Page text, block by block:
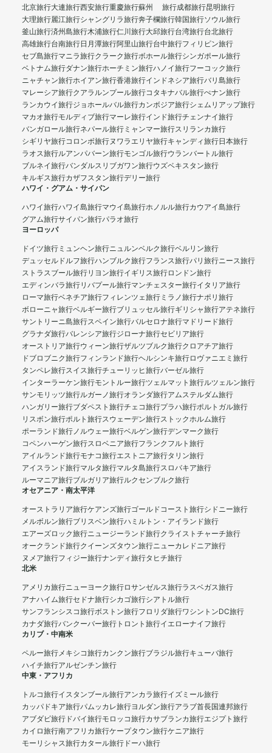
北京旅行大連旅行西安旅行重慶旅行蘇州 旅行成都旅行昆明旅行
大理旅行麗江旅行シャングリラ旅行奔子欄旅行韓国旅行ソウル旅行
釜山旅行済州島旅行木浦旅行仁川旅行大邱旅行台湾旅行台北旅行
高雄旅行台南旅行日月潭旅行阿里山旅行台中旅行フィリピン旅行
セブ島旅行マニラ旅行クラーク旅行ボホール旅行シンガポール旅行
ベトナム旅行ダナン旅行ホーチミン旅行ハノイ旅行フーコック旅行
ニャチャン旅行ホイアン旅行香港旅行インドネシア旅行バリ島旅行
マレーシア旅行クアラルンプール旅行コタキナバル旅行ぺナン旅行
ランカウイ旅行ジョホールバル旅行カンボジア旅行シェムリアップ旅行
マカオ旅行モルディブ旅行マーレ旅行インド旅行チェンナイ旅行
バンガロール旅行ネパール旅行 ミャンマー旅行スリランカ旅行
シギリヤ旅行コロンボ旅行ヌワラエリヤ旅行キャンディ旅行日本旅行
ラオス旅行ルアンパバーン旅行モンゴル旅行ウランバートル旅行
ブルネイ旅行バンダルスリブガワン旅行ウズベキスタン旅行
キルギス旅行カザフスタン旅行デリー旅行
ハワイ・グアム・サイパン
ハワイ旅行ハワイ島旅行マウイ島旅行ホノルル旅行カウアイ島旅行
グアム旅行サイパン旅行パラオ旅行
ヨーロッパ
ドイツ旅行 ミュンヘン旅行ニュルンベルク旅行ベルリン旅行
デュッセルドルフ旅行ハンブルク旅行フランス旅行パリ旅行ニース旅行
ストラスブール旅行リヨン旅行イギリス旅行ロンドン旅行
エディンバラ旅行リバプール旅行マンチェスター旅行イタリア旅行
ローマ旅行ベネチア旅行フィレンツェ旅行 ミラノ旅行ナポリ旅行
ボローニャ旅行ベルギー旅行ブリュッセル旅行ギリシャ旅行アテネ旅行
サントリーニ島旅行スペイン旅行バルセロナ旅行マドリード旅行
グラナダ旅行バレンシア旅行ジローナ旅行セビリア旅行
オーストリア旅行ウィーン旅行ザルツブルク旅行クロアチア旅行
ドブロブニク旅行フィンランド旅行ヘルシンキ旅行ロヴァニエミ旅行
タンペレ旅行スイス旅行チューリッヒ旅行バーゼル旅行
インターラーケン旅行モントルー旅行ツェルマット旅行ルツェルン旅行
サンモリッツ旅行ルガーノ旅行オランダ旅行アムステルダム旅行
ハンガリー旅行ブダペスト旅行チェコ旅行プラハ旅行ポルトガル旅行
リスボン旅行ポルト旅行スウェーデン旅行ストックホルム旅行
ポーランド旅行ノルウェー旅行ベルゲン旅行デンマーク旅行
コペンハーゲン旅行スロベニア旅行フランクフルト旅行
アイルランド旅行モナコ旅行エストニア旅行タリン旅行
アイスランド旅行マルタ旅行マルタ島旅行スロバキア旅行
ルーマニア旅行ブルガリア旅行ルクセンブルク旅行
オセアニア・南太平洋
オーストラリア旅行ケアンズ旅行ゴールドコースト旅行シドニー旅行
メルボルン旅行ブリスベン旅行ハミルトン・アイランド旅行
エアーズロック旅行ニュージーランド旅行クライストチャーチ旅行
オークランド旅行クイーンズタウン旅行ニューカレドニア旅行
ヌメア旅行フィジー旅行ナンディ旅行タヒチ旅行
北米
アメリカ旅行ニューヨーク旅行ロサンゼルス旅行ラスベガス旅行
アナハイム旅行セドナ旅行シカゴ旅行シアトル旅行
サンフランシスコ旅行ボストン旅行フロリダ旅行ワシントンDC旅行
カナダ旅行バンクーバー旅行 トロント旅行イエローナイフ旅行
カリブ・中南米
ペルー旅行メキシコ旅行カンクン旅行ブラジル旅行キューバ旅行
ハイチ旅行アルゼンチン旅行
中東・アフリカ
トルコ旅行イスタンブール旅行アンカラ旅行イズミール旅行
カッパドキア旅行パムッカレ旅行ヨルダン旅行アラブ首長国連邦旅行
アブダビ旅行 ドバイ旅行モロッコ旅行カサブランカ旅行エジプト旅行
カイロ旅行南アフリカ旅行ケープタウン旅行ケニア旅行
モーリシャス旅行カタール旅行 ドーハ旅行